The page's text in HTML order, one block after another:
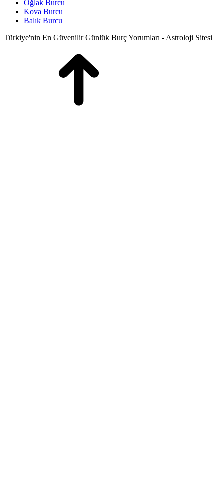
Oğlak Burcu
Kova Burcu
Balık Burcu
Türkiye'nin En Güvenilir Günlük Burç Yorumları - Astroloji Sitesi